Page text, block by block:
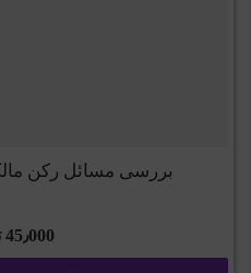
بررسی مسائل رکن
45٫000